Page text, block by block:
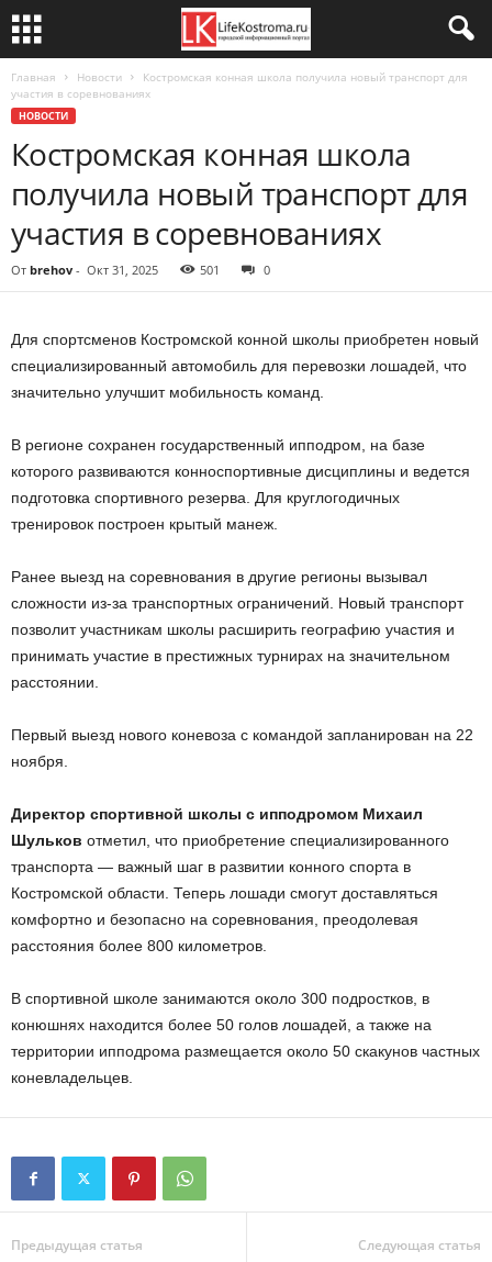
Главная Новости
Костромская конная школа получила новый транспорт для
участия в соревнованиях
НОВОСТИ
Костромская конная школа
получила новый транспорт для
участия в соревнованиях
От brehov - Окт 31, 2025 501 0
Для спортсменов Костромской конной школы приобретен новый
специализированный автомобиль для перевозки лошадей, что
значительно улучшит мобильность команд.
В регионе сохранен государственный ипподром, на базе
которого развиваются конноспортивные дисциплины и ведется
подготовка спортивного резерва. Для круглогодичных
тренировок построен крытый манеж.
Ранее выезд на соревнования в другие регионы вызывал
сложности из-за транспортных ограничений. Новый транспорт
позволит участникам школы расширить географию участия и
принимать участие в престижных турнирах на значительном
расстоянии.
Первый выезд нового коневоза с командой запланирован на 22
ноября.
Директор спортивной школы с ипподромом Михаил
Шульков отметил, что приобретение специализированного
транспорта — важный шаг в развитии конного спорта в
Костромской области. Теперь лошади смогут доставляться
комфортно и безопасно на соревнования, преодолевая
расстояния более 800 километров.
В спортивной школе занимаются около 300 подростков, в
конюшнях находится более 50 голов лошадей, а также на
территории ипподрома размещается около 50 скакунов частных
коневладельцев.
Предыдущая статья Следующая статья